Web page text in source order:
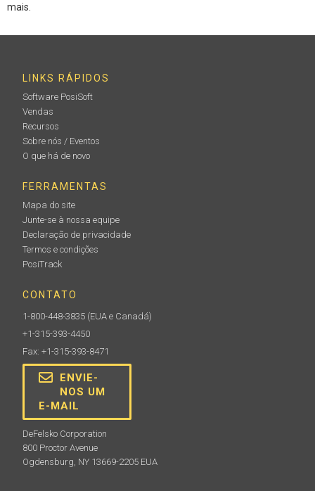
mais.
LINKS RÁPIDOS
Software PosiSoft
Vendas
Recursos
Sobre nós / Eventos
O que há de novo
FERRAMENTAS
Mapa do site
Junte-se à nossa equipe
Declaração de privacidade
Termos e condições
PosiTrack
CONTATO
1-800-448-3835 (EUA e Canadá)
+1-315-393-4450
Fax: +1-315-393-8471
ENVIE-
NOS UM
E-MAIL
DeFelsko Corporation
800 Proctor Avenue
Ogdensburg, NY 13669-2205 EUA